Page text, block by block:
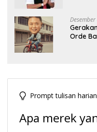
Orde
Prompt tulisan harian
Apa merek